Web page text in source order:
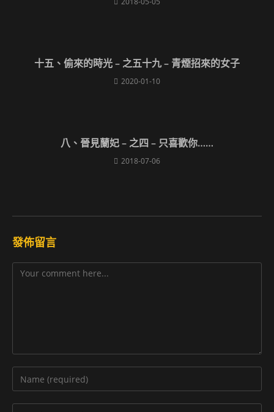
十五、偷來的時光 – 之五十九 – 青煙招來的女子
2020-01-10
八、晉見蘭妃 – 之四 – 只喜歡你……
2018-07-06
發佈留言
Comment
Enter
your
name